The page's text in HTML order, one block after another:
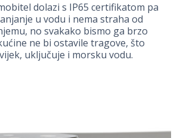
dolazi s IP65 certifikatom pa
u vodu i nema straha od
no svakako bismo ga brzo
ne bi ostavile tragove, što
uključuje i morsku vodu.